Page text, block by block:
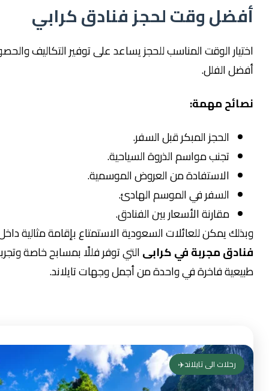
وقت لحجز فنادق كرابي
الوقت المناسب للحجز يساعد على توفير التكاليف والحصول على
مهمة:
الحجز المبكر قبل السفر.
تجنب مواسم الذروة السياحية.
الاستفادة من العروض الموسمية.
السفر في الموسم الهادئ.
مقارنة الأسعار بين الفنادق.
للعائلات السعودية الاستمتاع بإقامة مثالية داخل أفضل
مجربة في كرابىالتي توفر فللًا بمسابح خاصة وتجربة
فاخرة في واحدة من أجمل وجهات تايلاند.
الى تايلاند✈️